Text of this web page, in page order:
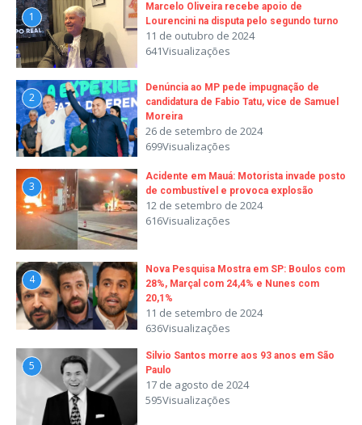
1
Marcelo Oliveira recebe apoio de
Lourencini na disputa pelo segundo turno
11 de outubro de 2024
641Visualizações
2
Denúncia ao MP pede impugnação de
candidatura de Fabio Tatu, vice de Samuel
Moreira
26 de setembro de 2024
699Visualizações
3
Acidente em Mauá: Motorista invade posto
de combustível e provoca explosão
12 de setembro de 2024
616Visualizações
4
Nova Pesquisa Mostra em SP: Boulos com
28%, Marçal com 24,4% e Nunes com
20,1%
11 de setembro de 2024
636Visualizações
5
Silvio Santos morre aos 93 anos em São
Paulo
17 de agosto de 2024
595Visualizações